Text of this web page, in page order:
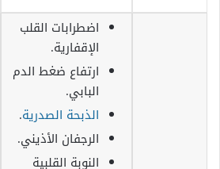
اضطرابات القلب
الإقفارية.
ارتفاع ضغط الدم
البابي.
الذبحة الصدرية.
الرجفان الأذيني.
النوبة القلبية